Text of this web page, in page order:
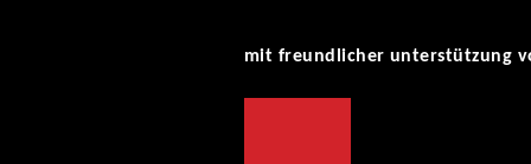
mit freundlicher unterstützung